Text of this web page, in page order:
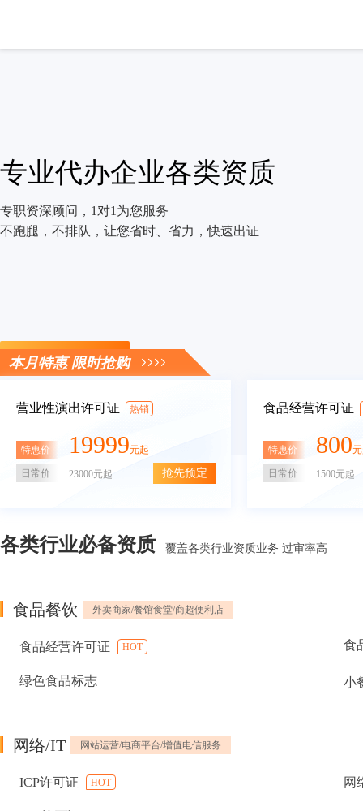
专业代办企业各类资质
专职资深顾问，1对1为您服务
不跑腿，不排队，让您省时、省力，快速出证
立即咨询
本月特惠 限时抢购
营业性演出许可证 热销
特惠价 19999元起
日常价 23000元起 抢先预定
食品经营许可证
特惠价 800
日常价 1500元起
各类行业必备资质 覆盖各类行业资质业务 过审率高
食品餐饮 外卖商家/餐馆食堂/商超便利店
食品经营许可证 HOT 食
绿色食品标志 小
网络/IT 网站运营/电商平台/增值电信服务
ICP许可证 HOT 网